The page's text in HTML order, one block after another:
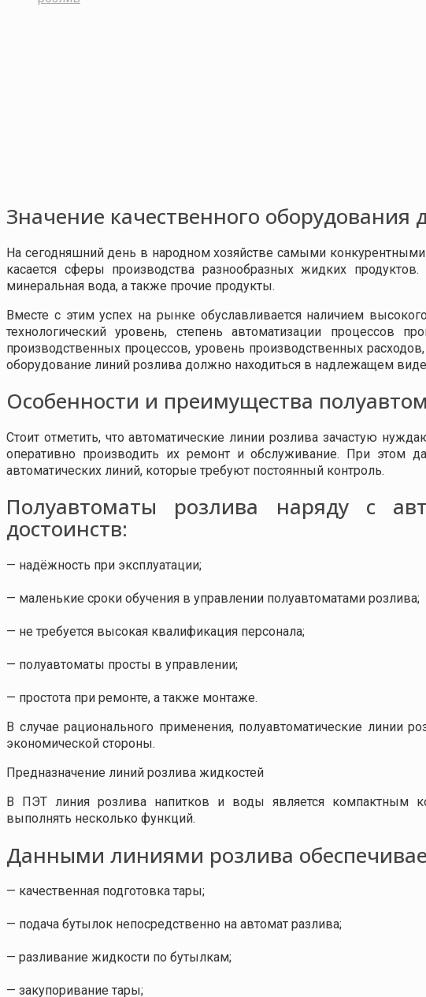
Значение качественного оборудования
На сегодняшний день в народном хозяйстве самыми
касается сферы производства разнообразных жидких
минеральная вода, а также прочие продукты.
Вместе с этим успех на рынке обуславливается наличием
технологический уровень, степень автоматизации процессов
производственных процессов, уровень производственных
оборудование линий розлива должно находиться в надлежащем
Особенности и преимущества
Стоит отметить, что автоматические линии розлива зачастую
оперативно производить их ремонт и обслуживание. При этом
автоматических линий, которые требуют постоянный контроль.
Полуавтоматы розлива наряду с
достоинств:
— надёжность при эксплуатации;
— маленькие сроки обучения в управлении полуавтоматами розлива;
— не требуется высокая квалификация персонала;
— полуавтоматы просты в управлении;
— простота при ремонте, а также монтаже.
В случае рационального применения, полуавтоматические линии
экономической стороны.
Предназначение линий розлива жидкостей
В ПЭТ линия розлива напитков и воды является компактным
выполнять несколько функций.
Данными линиями розлива
— качественная подготовка тары;
— подача бутылок непосредственно на автомат разлива;
— разливание жидкости по бутылкам;
— закупоривание тары;